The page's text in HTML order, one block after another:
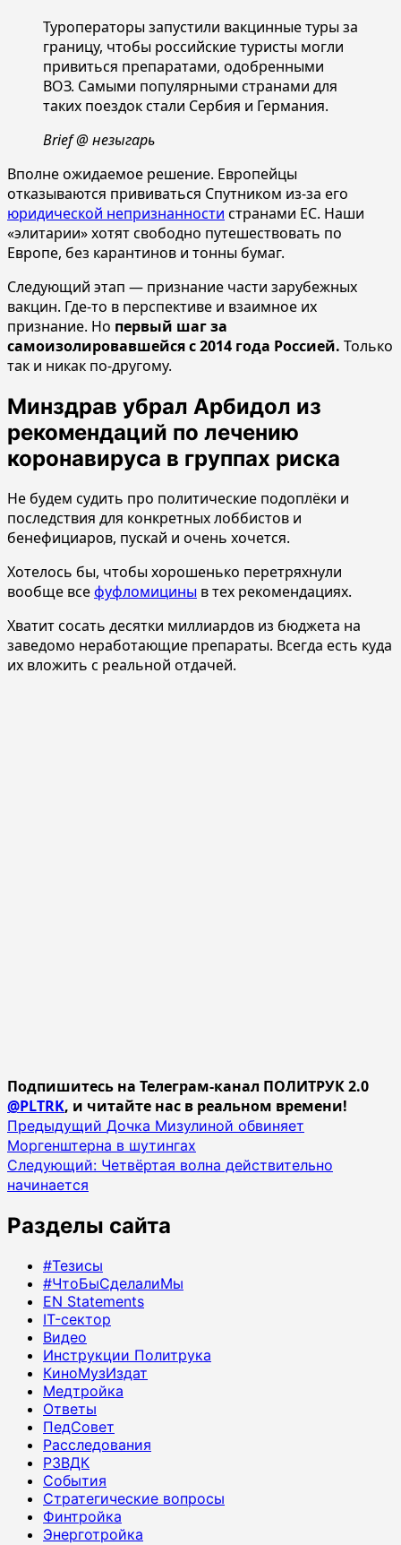
Туроператоры запустили вакцинные туры за
границу, чтобы российские туристы могли
привиться препаратами, одобренными
ВОЗ. Самыми популярными странами для
таких поездок стали Сербия и Германия.
Brief @ незыгарь
Вполне ожидаемое решение. Европейцы
отказываются прививаться Спутником из-за его
юридической непризнанности странами ЕС. Наши
«элитарии» хотят свободно путешествовать по
Европе, без карантинов и тонны бумаг.
Следующий этап — признание части зарубежных
вакцин. Где-то в перспективе и взаимное их
признание. Но первый шаг за
самоизолировавшейся с 2014 года Россией. Только
так и никак по-другому.
Минздрав убрал Арбидол из
рекомендаций по лечению
коронавируса в группах риска
Не будем судить про политические подоплёки и
последствия для конкретных лоббистов и
бенефициаров, пускай и очень хочется.
Хотелось бы, чтобы хорошенько перетряхнули
вообще всефуфломицины в тех рекомендациях.
Хватит сосать десятки миллиардов из бюджета на
заведомо неработающие препараты. Всегда есть куда
их вложить с реальной отдачей.
Подпишитесь на Телеграм-канал ПОЛИТРУК 2.0
@PLTRK, и читайте нас в реальном времени!
Навигация
записи
Предыдущий Дочка Мизулиной обвиняет
Моргенштерна в шутингах
Следующий: Четвёртая волна действительно
начинается
Разделы сайта
#Тезисы
#ЧтоБыСделалиМы
EN Statements
IT-сектор
Видео
Инструкции Политрука
КиноМузИздат
Медтройка
Ответы
ПедСовет
Расследования
РЗВДК
События
Стратегические вопросы
Финтройка
Энерготройка